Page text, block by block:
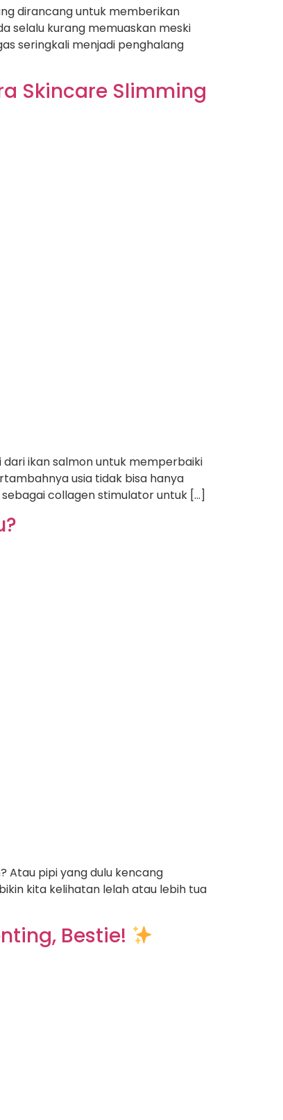
dirancang untuk memberikan
selalu kurang memuaskan meski
seringkali menjadi penghalang
Skincare Slimming
dari ikan salmon untuk memperbaiki
usia tidak bisa hanya
collagen stimulator untuk […]
Atau pipi yang dulu kencang
kita kelihatan lelah atau lebih tua
Bestie!